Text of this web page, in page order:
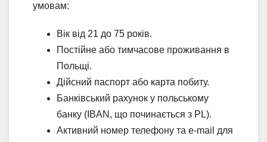
умовам:
Вік від 21 до 75 років.
Постійне або тимчасове проживання в
Польщі.
Дійсний паспорт або карта побиту.
Банківський рахунок у польському
банку (IBAN, що починається з PL).
Активний номер телефону та e-mail для